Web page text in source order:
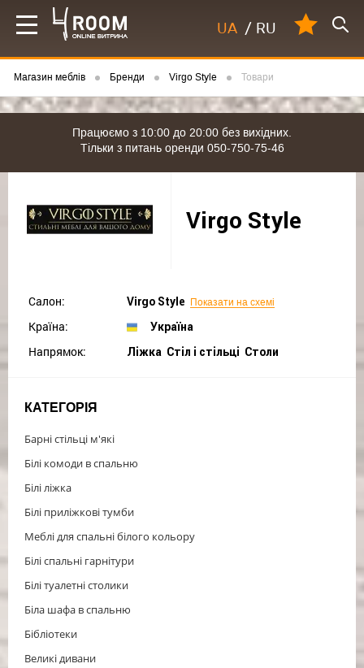
UA / RU
Магазин меблів Бренди Virgo Style Товари
Працюємо з 10:00 до 20:00 без вихідних.
Тільки з питань оренди 050-750-75-46
Virgo Style
Салон: Virgo Style Показати на схемі
Країна: Україна
Напрямок: Ліжка Cтіл і стільці Столи
КАТЕГОРІЯ
Барні стільці м'які
Білі комоди в спальню
Білі ліжка
Білі приліжкові тумби
Меблі для спальні білого кольору
Білі спальні гарнітури
Білі туалетні столики
Біла шафа в спальню
Бібліотеки
Великі дивани